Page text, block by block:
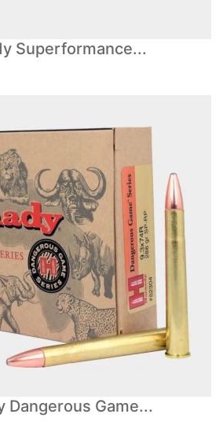
Superformance...
Dangerous Game...